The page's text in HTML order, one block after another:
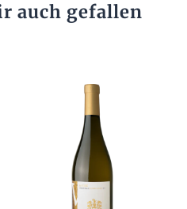
auch gefallen